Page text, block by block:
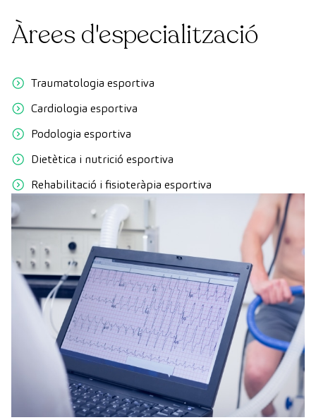
Àrees d'especialització
Traumatologia esportiva
Cardiologia esportiva
Podologia esportiva
Dietètica i nutrició esportiva
Rehabilitació i fisioteràpia esportiva